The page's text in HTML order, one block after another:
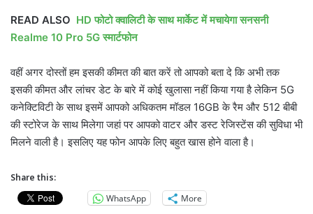
READ ALSO HD फोटो क्वालिटी के साथ मार्केट में मचायेगा सनसनी
Realme 10 Pro 5G स्मार्टफोन
वहीं अगर दोस्तों हम इसकी कीमत की बात करें तो आपको बता दे कि अभी तक
इसकी कीमत और लांचर डेट के बारे में कोई खुलासा नहीं किया गया है लेकिन 5G
कनेक्टिविटी के साथ इसमें आपको अधिकतम मॉडल 16GB के रैम और 512 बीबी
की स्टोरेज के साथ मिलेगा जहां पर आपको वाटर और डस्ट रेजिस्टेंस की सुविधा भी
मिलने वाली है। इसलिए यह फोन आपके लिए बहुत खास होने वाला है।
Share this:
WhatsApp
More